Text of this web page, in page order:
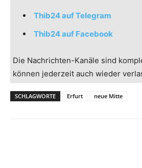
Thib24 auf Telegram
Thib24 auf Facebook
Die Nachrichten-Kanäle sind
können jederzeit auch wieder
SCHLAGWORTE Erfurt neue Mitte